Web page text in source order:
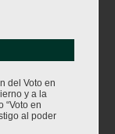
del Voto en
y a la
“Voto en
al poder